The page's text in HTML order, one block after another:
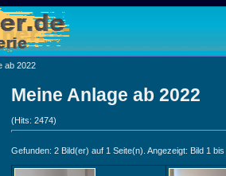
ab 2022
Meine Anlage ab 2022
(Hits: 2474)
Gefunden: 2 Bild(er) auf 1 Seite(n). Angezeigt: Bild 1 bis